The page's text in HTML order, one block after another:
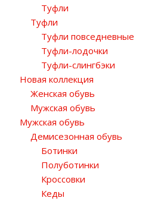
Туфли
Туфли
Туфли повседневные
Туфли-лодочки
Туфли-слингбэки
Новая коллекция
Женская обувь
Мужская обувь
Мужская обувь
Демисезонная обувь
Ботинки
Полуботинки
Кроссовки
Кеды